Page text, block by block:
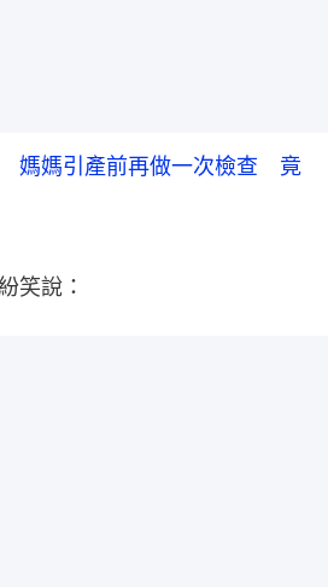
媽媽引產前再做一次檢查 竟
笑說：